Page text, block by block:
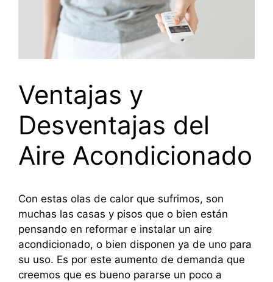
Ventajas y
Desventajas del
Aire Acondicionado
Con estas olas de calor que sufrimos, son
muchas las casas y pisos que o bien están
pensando en reformar e instalar un aire
acondicionado, o bien disponen ya de uno para
su uso. Es por este aumento de demanda que
creemos que es bueno pararse un poco a